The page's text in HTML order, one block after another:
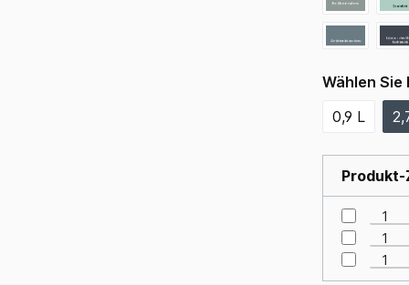
Wählen Sie
0,9 L